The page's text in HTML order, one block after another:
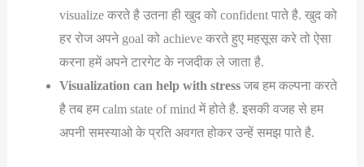
visualize करते है उतना ही खुद को confident पाते है. खुद को
हर रोज अपने goal को achieve करते हुए महसूस करे तो ऐसा
करना हमें अपने टारगेट के नजदीक ले जाता है.
Visualization can help with stressजब हम कल्पना करते
है तब हम calm state of mind में होते है. इसकी वजह से हम
अपनी समस्याओ के प्रति अवगत होकर उन्हें समझ पाते है.